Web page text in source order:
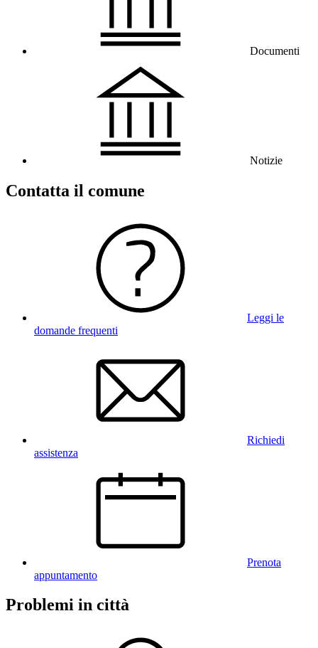
Documenti
Notizie
Contatta il comune
Leggi le
domande frequenti
Richiedi
assistenza
Prenota
appuntamento
Problemi in città